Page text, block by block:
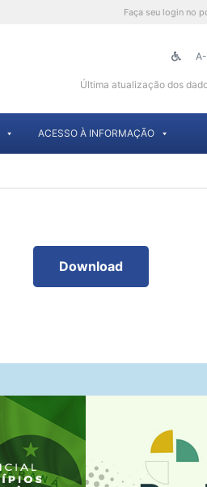
Faça seu login no
A-
Última atualização dos
ACESSO À INFORMAÇÃO
Download